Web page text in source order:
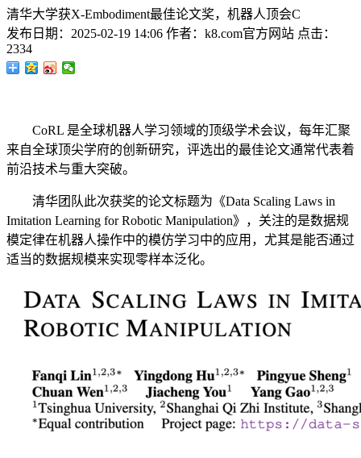
清华大学获X-Embodiment最佳论文奖，机器人顶会C
发布日期： 2025-02-19 14:06 作者： k8.com官方网站 点击：
2334
CoRL 是全球机器人学习领域的顶级学术会议，每年汇聚
来自全球顶尖学府的创新研究，评选出的最佳论文通常代表着
前沿技术与重大突破。
清华团队此次获奖的论文标题为《Data Scaling Laws in
Imitation Learning for Robotic Manipulation》，关注的是数据规
模定律在机器人操作中的模仿学习中的应用，尤其是能否通过
适当的数据规模来实现零样本泛化。